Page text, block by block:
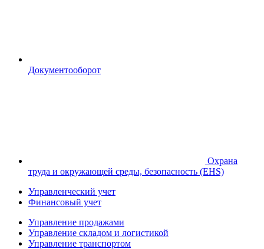
Документооборот
Охрана
труда и окружающей среды, безопасность (EHS)
Управленческий учет
Финансовый учет
Управление продажами
Управление складом и логистикой
Управление транспортом